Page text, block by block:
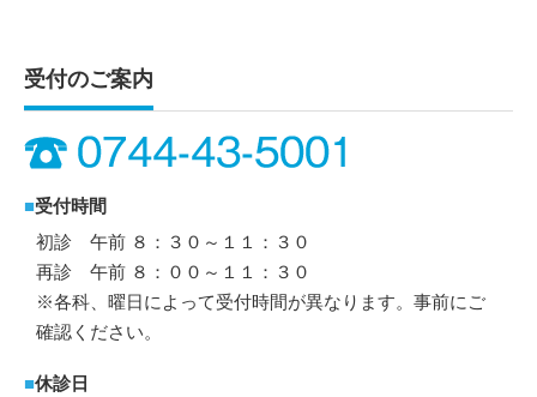
受付のご案内
■受付時間
初診 午前 ８：３０～１１：３０
再診 午前 ８：００～１１：３０
※各科、曜日によって受付時間が異なります。事前にご
確認ください。
■休診日